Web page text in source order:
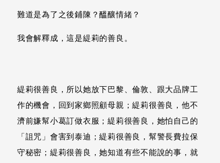
難道是為了之後鋪陳？醞釀情緒？
我會解釋成，這是緹莉的善良。
緹莉很善良，所以她放下巴黎、倫敦、跟大品牌工
作的機會，回到家鄉照顧母親；緹莉很善良，他不
濟前嫌幫小葛訂做衣服；緹莉很善良，她怕自己的
「詛咒」會害到泰迪；緹莉很善良，幫警長費拉保
守秘密；緹莉很善良，她知道有些不能說的事，就